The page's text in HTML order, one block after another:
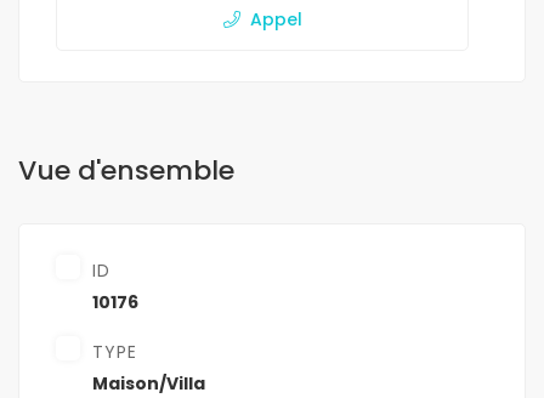
Appel
Vue d'ensemble
ID
10176
TYPE
Maison/Villa